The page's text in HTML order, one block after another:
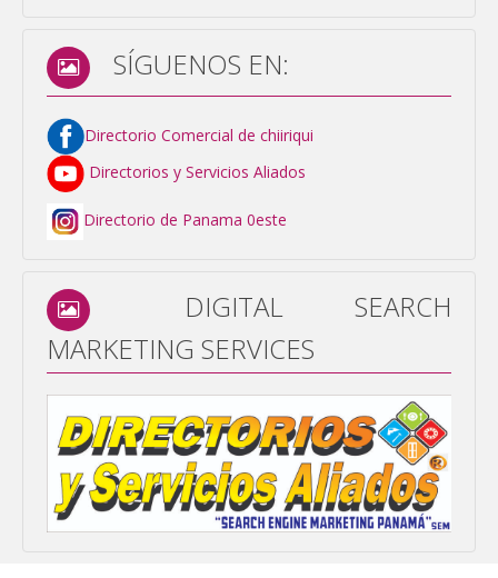
SÍGUENOS EN:
Directorio Comercial de chiiriqui
Directorios y Servicios Aliados
Directorio de Panama 0este
DIGITAL SEARCH
MARKETING SERVICES